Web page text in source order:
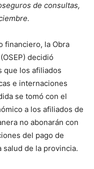
de consultas,
financiero, la Obra
decidió
que los afiliados
e internaciones
se tomó con el
a los afiliados de
no abonarán con
del pago de
de la provincia.